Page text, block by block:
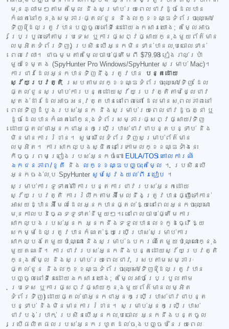
មុនភ្លាមៗតាមតម្លៃ និងសម្រាប់រយៈពេលជាវដូចដែលបាន
កំណត់នៅក្នុងសម្ភារៈផ្តល់ជូន និងលក្ខខណ្ឌទំព័រចុះឈ្មោះ/
ទិញ (ដែលត្រូវបានបញ្ចូលនៅទីនេះដោយឯកសារយោង; តម្លៃអាច
ប្រែប្រួលទៅតាមប្រទេស ឬការផ្សព្វផ្សាយក្នុងមួយព័ត៌មាន
លម្អិតទំព័រទិញ) ប្រសិនបើអ្នកមិនទាន់បានលុបចោលទាន់
ពេលវេលា។ ជាធម្មតាតម្លៃចាប់ផ្តើមពី $79.98 រៀងរាល់ប្រាំ
មួយខែម្តង (SpyHunter Pro Windows/SpyHunter សម្រាប់ Mac)។
ការជាវដែលអ្នកបានទិញនឹងត្រូវបាន
បន្តដោយ
ស្វ័យប្រវត្តិ ស្របតាមលក្ខខណ្ឌទំព័រចុះឈ្មោះ/ទិញ ដែល
ផ្តល់ជូនសម្រាប់ការបន្តដោយស្វ័យប្រវត្តិតាមថ្លៃជាវ
ស្តង់ដារដែលអាចអនុវត្តបាននៅពេលនោះ ដែលមានសុពលភាពនៅ
ពេលទិញដំបូងរបស់អ្នក និងសម្រាប់រយៈពេលជាវដូចគ្នា ឬ
ដូចដែលបានកំណត់នៅក្នុងទំព័រសម្ភារៈផ្សព្វផ្សាយ/ទិញ
ដោយផ្តល់ថាអ្នកជាអ្នកប្រើប្រាស់ជាវជាបន្តបន្ទាប់ និង
មិនមានការរំខាន។ សូមមើលទំព័រទិញសម្រាប់ព័ត៌មាន
លម្អិត។ ការសាកល្បងស្ថិតនៅក្រោមលក្ខខណ្ឌទាំងនេះ
កិច្ចព្រមព្រៀងរបស់អ្នកចំពោះ EULA/TOS គោលការណ៍
ឯកជនភាព/ខូគី
និង លក្ខខណ្ឌបញ្ចុះតម្លៃ ។ ប្រសិនបើ
អ្នកចង់លុប SpyHunter សូមស្វែងយល់ពីរបៀប ។
សម្រាប់ការទូទាត់លើការបន្តការជាវរបស់អ្នកដោយ
ស្វ័យប្រវត្តិ ការរំលឹកតាមអ៊ីមែលនឹងត្រូវបានផ្ញើទៅកាន់
អាសយដ្ឋានអ៊ីមែលដែលអ្នកបានផ្តល់ឱ្យនៅពេលអ្នកចុះឈ្មោះ
មុនកាលបរិច្ឆេទទូទាត់នីមួយៗ។ នៅពេលចាប់ផ្តើមការ
សាកល្បងរបស់អ្នក អ្នកនឹងទទួលបានលេខកូដធ្វើឱ្យ
សកម្មដែលត្រូវបានកំណត់ឱ្យប្រើប្រាស់សម្រាប់ការ
សាកល្បងតែមួយប៉ុណ្ណោះ និងសម្រាប់ឧបករណ៍តែមួយប៉ុណ្ណោះក្នុង
មួយគណនី។ ការជាវរបស់អ្នកនឹងបន្តដោយស្វ័យប្រវត្តិ
ក្នុងតម្លៃ និងសម្រាប់រយៈពេលជាវ ស្របតាមសម្ភារៈ
ផ្តល់ជូន និងលក្ខខណ្ឌទំព័រចុះឈ្មោះ/ទិញ (ដែលត្រូវបាន
បញ្ចូលនៅទីនេះដោយឯកសារយោង; តម្លៃអាចប្រែប្រួលតាម
ប្រទេស ឬការផ្សព្វផ្សាយក្នុងមួយព័ត៌មានលម្អិត
ទំព័រទិញ) ដោយផ្តល់ថាអ្នកជាអ្នកប្រើប្រាស់ជាវជាបន្ត
បន្ទាប់ និងមិនមានការរំខាន។ សម្រាប់អ្នកប្រើប្រាស់
ជាវបង់ប្រាក់ ប្រសិនបើអ្នកលុបចោល អ្នកនឹងបន្តចូល
ប្រើផលិតផលរបស់អ្នករហូតដល់ចុងបញ្ចប់នៃរយៈពេល